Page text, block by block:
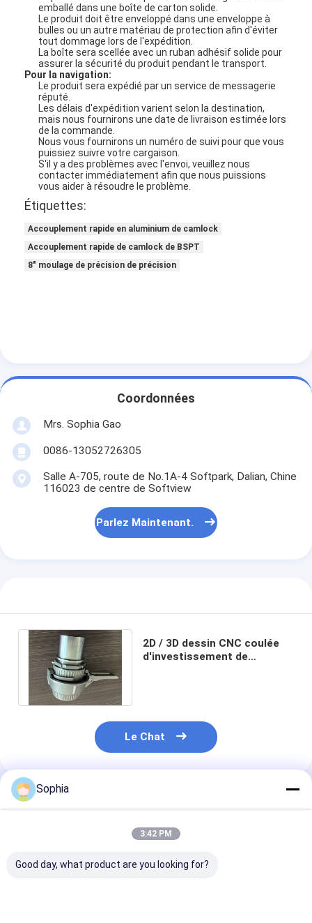
emballé dans une boîte de carton solide.
Le produit doit être enveloppé dans une enveloppe à
bulles ou un autre matériau de protection afin d'éviter
tout dommage lors de l'expédition.
La boîte sera scellée avec un ruban adhésif solide pour
assurer la sécurité du produit pendant le transport.
Pour la navigation:
Le produit sera expédié par un service de messagerie
réputé.
Les délais d'expédition varient selon la destination,
mais nous fournirons une date de livraison estimée lors
de la commande.
Nous vous fournirons un numéro de suivi pour que vous
puissiez suivre votre cargaison.
S'il y a des problèmes avec l'envoi, veuillez nous
contacter immédiatement afin que nous puissions
vous aider à résoudre le problème.
Étiquettes:
Accouplement rapide en aluminium de camlock
Accouplement rapide de camlock de BSPT
8" moulage de précision de précision
Coordonnées
Mrs. Sophia Gao
0086-13052726305
Salle A-705, route de No.1A-4 Softpark, Dalian, Chine
116023 de centre de Softview
Parlez Maintenant.
2D / 3D dessin CNC coulée
d'investissement de
Le Chat
Produits Recommandés
Sophia
3:42 PM
Good day, what product are you looking for?